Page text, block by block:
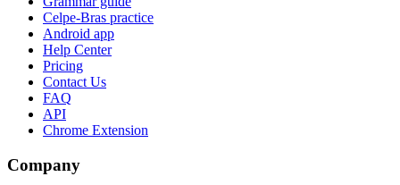
Celpe-Bras practice
Android app
Help Center
Pricing
Contact Us
FAQ
API
Chrome Extension
Company